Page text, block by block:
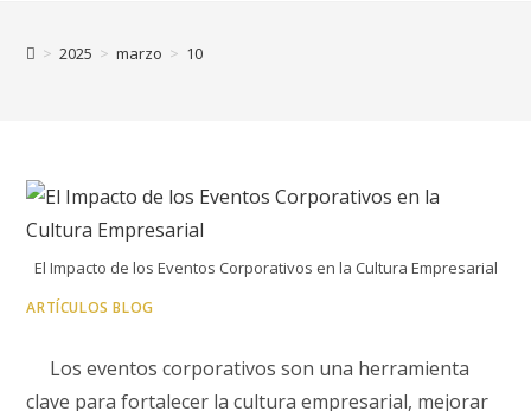
> 2025 > marzo > 10
El Impacto de los Eventos Corporativos en la Cultura Empresarial
ARTÍCULOS BLOG
Los eventos corporativos son una herramienta
clave para fortalecer la cultura empresarial, mejorar